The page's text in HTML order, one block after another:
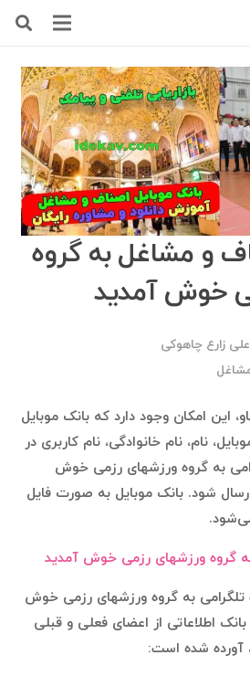
و مشاغل به گروه
خوش آمدید
زارع چاهوکی
این امکان وجود دارد که بانک موبایل
نام، نام خانوادگی، نام کاربری در
به گروه ورزشهای رزمی خوش
شود. بانک موبایل به صورت فایل
به گروه ورزشهای رزمی خوش آمدید
تلگرامی به گروه ورزشهای رزمی خوش
اطلاعاتی از اعضای فعلی و قبلی
آورده شده است: